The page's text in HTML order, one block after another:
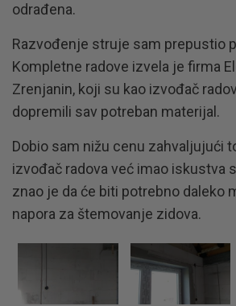
odrađena.
Razvođenje struje sam prepustio
Kompletne radove izvela je firma
Zrenjanin, koji su kao izvođač
dopremili sav potreban materijal.
Dobio sam nižu cenu zahvaljujući
izvođač radova već imao iskustva
znao je da će biti potrebno daleko
napora za štemovanje zidova.